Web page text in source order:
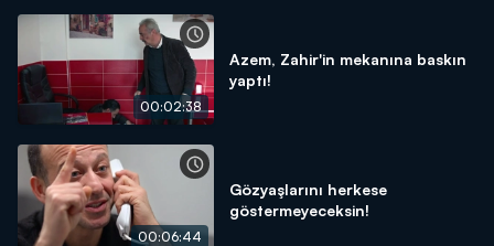
00:02:38
Azem, Zahir'in mekanına baskın
yaptı!
00:06:44
Gözyaşlarını herkese
göstermeyeceksin!